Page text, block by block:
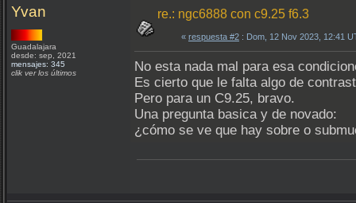
Yvan
Guadalajara
desde: sep, 2021
mensajes: 345
clik ver los últimos
re.: ngc6888 con c9.25 f6.3
« respuesta #2 : Dom, 12 Nov 2023, 12:41
No esta nada mal para esa
Es cierto que le falta algo de
Pero para un C9.25, bravo.
Una pregunta basica y de novado:
¿cómo se ve que hay sobre o